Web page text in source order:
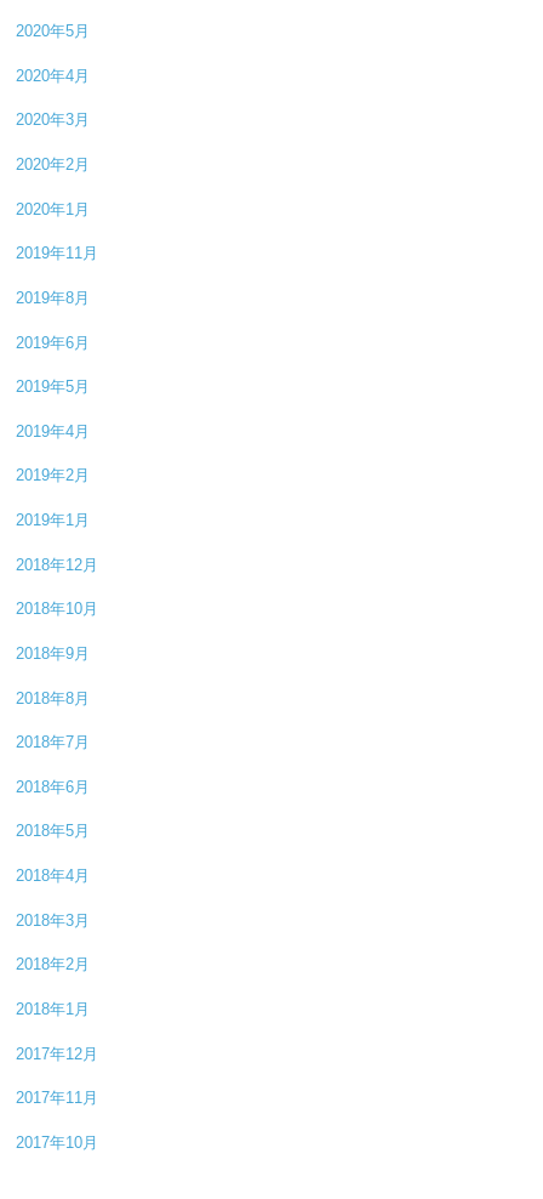
2020年5月
2020年4月
2020年3月
2020年2月
2020年1月
2019年11月
2019年8月
2019年6月
2019年5月
2019年4月
2019年2月
2019年1月
2018年12月
2018年10月
2018年9月
2018年8月
2018年7月
2018年6月
2018年5月
2018年4月
2018年3月
2018年2月
2018年1月
2017年12月
2017年11月
2017年10月